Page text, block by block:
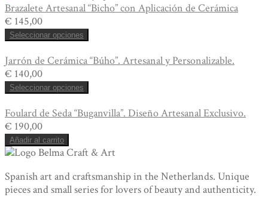
Brazalete Artesanal “Bicho” con Aplicación de Cerámica
€ 145,00
Seleccionar opciones
Jarrón de Cerámica “Búho”. Artesanal y Personalizable.
€ 140,00
Seleccionar opciones
Foulard de Seda “Buganvilla”. Diseño Artesanal Exclusivo.
€ 190,00
Añadir al carrito
Spanish art and craftsmanship in the Netherlands. Unique
pieces and small series for lovers of beauty and authenticity.